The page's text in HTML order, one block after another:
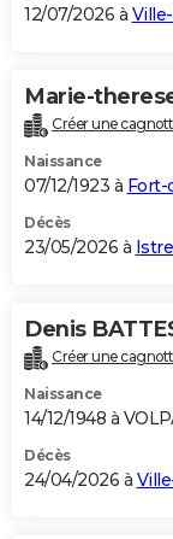
BONS PLANS
Carte de Noël
Carte Bonne année
Carte Saint-Valentin
Carte Pâques
Carte d'anniversaire
DICTIONNAIRE
Dictionnaire
Biographies
Citations
Expressions
Proverbes
PROGRAMME TV
S'inscrire
Se connecter
Lycées
Collèges
Primaires
Universités
Entreprises
Service militaire
Avis de recherche
AVIS DE DÉCÈS
Bricolage
Lifestyle
Culture
Sport
Auto
Television
Voyage
Cinema
12/07/2026 à
Marie-
Créer une
Naissance
07/12/1923 à Fort-
Décès
23/05/2026 à
Denis
Créer une
Naissance
14/12/1948 à
Décès
24/04/2026 à